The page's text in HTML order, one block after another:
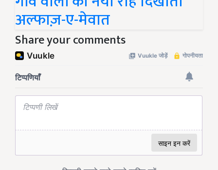
अल्फाज़-ए-मेवात
Share your comments